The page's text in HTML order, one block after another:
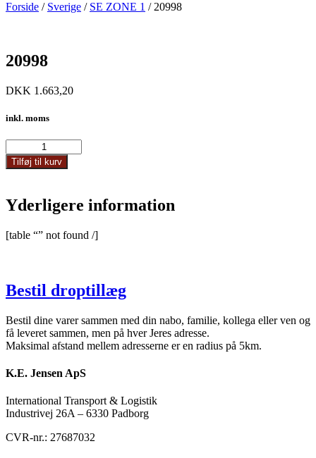
Forside / Sverige / SE ZONE 1 / 20998
20998
DKK 1.663,20
inkl. moms
antal
Tilføj til kurv
Yderligere information
[table “” not found /]
Bestil droptillæg
Bestil dine varer sammen med din nabo, familie, kollega eller ven og
få leveret sammen, men på hver Jeres adresse.
Maksimal afstand mellem adresserne er en radius på 5km.
K.E. Jensen ApS
International Transport & Logistik
Industrivej 26A – 6330 Padborg
CVR-nr.: 27687032